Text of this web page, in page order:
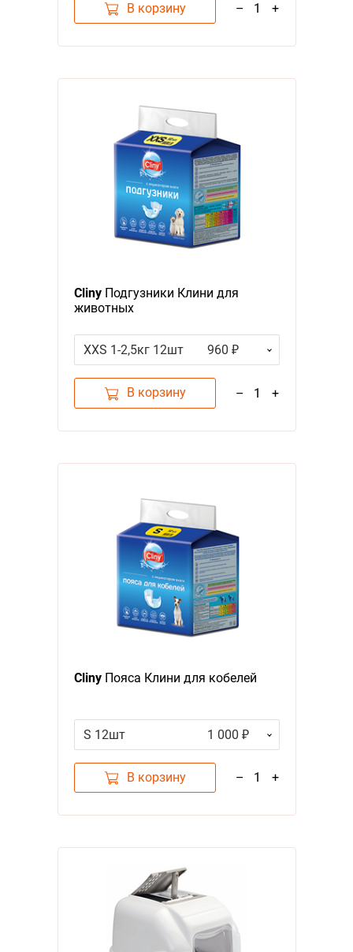
В корзину – 1 +
ClinyПодгузники Клини для
животных
XXS 1-2,5кг 12шт 960 ₽
В корзину – 1 +
ClinyПояса Клини для кобелей
S 12шт 1 000 ₽
В корзину – 1 +